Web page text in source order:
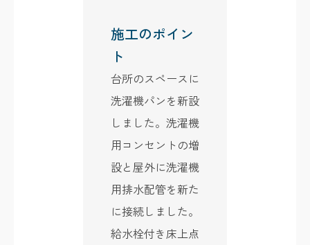
施工のポイン
ト
台所のスペースに
洗濯機パンを新設
しました。洗濯機
用コンセントの増
設と屋外に洗濯機
用排水配管を新た
に接続しました。
給水栓付き床上点